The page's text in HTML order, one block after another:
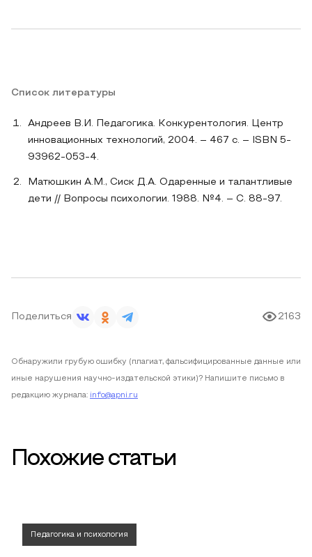
Список литературы
Андреев В.И. Педагогика. Конкурентология. Центр
инновационных технологий, 2004. – 467 с. – ISBN 5-
93962-053-4.
Матюшкин А.М., Сиск Д.А. Одаренные и талантливые
дети // Вопросы психологии. 1988. №4. – С. 88-97.
Поделиться 2163
Обнаружили грубую ошибку (плагиат, фальсифицированные данные или
иные нарушения научно-издательской этики)? Напишите письмо в
редакцию журнала: info@apni.ru
Похожие статьи
Педагогика и психология